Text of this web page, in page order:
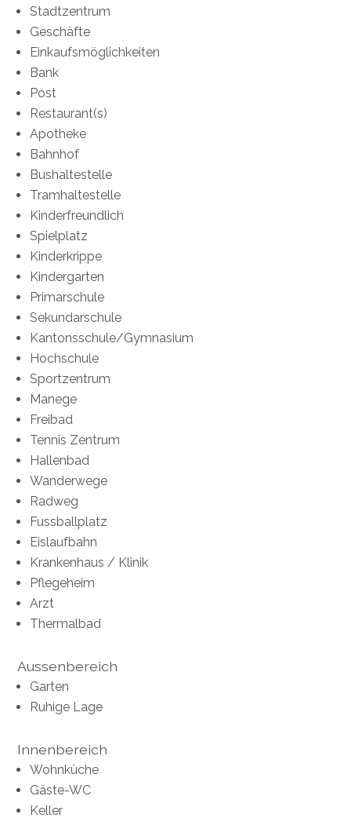
Stadtzentrum
Geschäfte
Einkaufsmöglichkeiten
Bank
Post
Restaurant(s)
Apotheke
Bahnhof
Bushaltestelle
Tramhaltestelle
Kinderfreundlich
Spielplatz
Kinderkrippe
Kindergarten
Primarschule
Sekundarschule
Kantonsschule/Gymnasium
Hochschule
Sportzentrum
Manege
Freibad
Tennis Zentrum
Hallenbad
Wanderwege
Radweg
Fussballplatz
Eislaufbahn
Krankenhaus / Klinik
Pflegeheim
Arzt
Thermalbad
Aussenbereich
Garten
Ruhige Lage
Innenbereich
Wohnküche
Gäste-WC
Keller